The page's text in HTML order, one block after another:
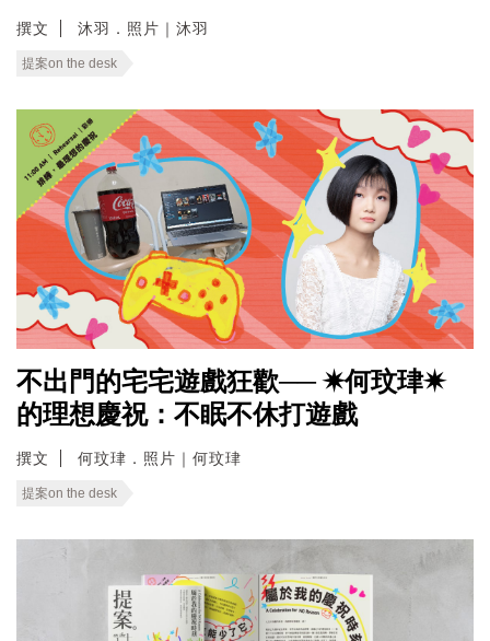
撰文 沐羽．照片｜沐羽
提案on the desk
不出門的宅宅遊戲狂歡── ✷何玟珒✷
的理想慶祝：不眠不休打遊戲
撰文 何玟珒．照片｜何玟珒
提案on the desk